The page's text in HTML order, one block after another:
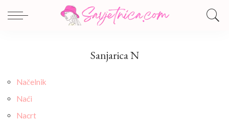
Sanjarica N
Načelnik
Naći
Nacrt